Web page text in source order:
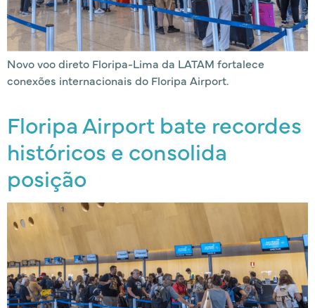
Novo voo direto Floripa-Lima da LATAM fortalece
conexões internacionais do Floripa Airport.
Floripa Airport bate recordes
históricos e consolida
posição